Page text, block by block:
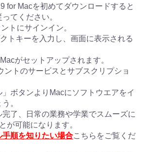
for Macを初めてダウンロードすると
てください。
トにサインイン。
トキーを入力し、画面に表示される
がセットアップされます。
ントのサービスとサブスクリプショ
」ボタンよりMacにソフトウエアをイ
。
了、日常の業務や学業でスムーズに
が可能になります。
順を知りたい場合こちらをご覧くだ